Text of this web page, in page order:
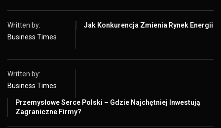
Written by:
Business Times
Jak Konkurencja Zmienia Rynek Energii
Written by:
Business Times
Przemysłowe Serce Polski – Gdzie Najchętniej Inwestują
Zagraniczne Firmy?